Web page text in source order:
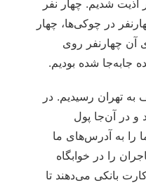
اذیت شدیم. چهار نفر
در چوکی‌ها، چهار
آن چهارنفر روی
جابه‌جا شده بودیم.
تهران رسیدیم. در
و در آن‌جا پول
را به آدرس‌های ما
را در خوابگاه
بانکی می‌دهند تا